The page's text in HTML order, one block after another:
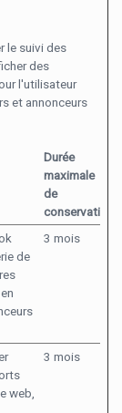
le suivi des
des
l'utilisateur
et annonceurs
Durée
maximale
de
conservation
de
3 mois
web,
3 mois